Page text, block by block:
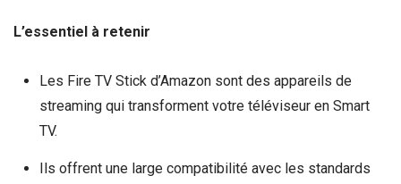
L’essentiel à retenir
Les Fire TV Stick d’Amazon sont des appareils de
streaming qui transforment votre téléviseur en Smart
TV.
Ils offrent une large compatibilité avec les standards